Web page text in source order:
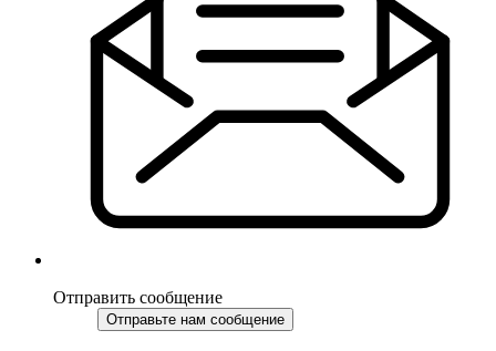
Отправить сообщение
Отправьте нам сообщение